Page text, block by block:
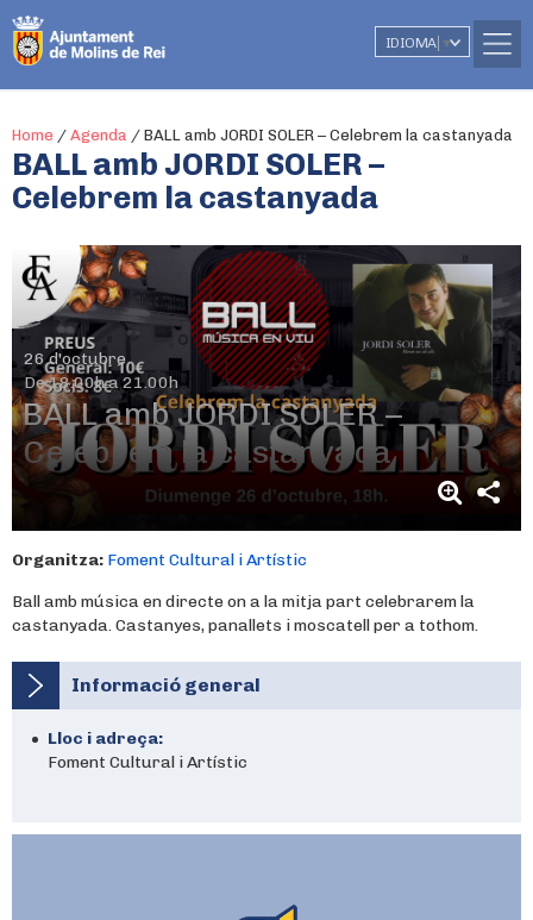
IDIOMA ▼
Home / Agenda / BALL amb JORDI SOLER – Celebrem la castanyada
BALL amb JORDI SOLER –
Celebrem la castanyada
26 d'octubre
De 18.00h a 21.00h
BALL amb JORDI SOLER –
Celebrem la castanyada
Organitza: Foment Cultural i Artístic
Ball amb música en directe on a la mitja part celebrarem la
castanyada. Castanyes, panallets i moscatell per a tothom.
Informació general
Lloc i adreça:
Foment Cultural i Artístic